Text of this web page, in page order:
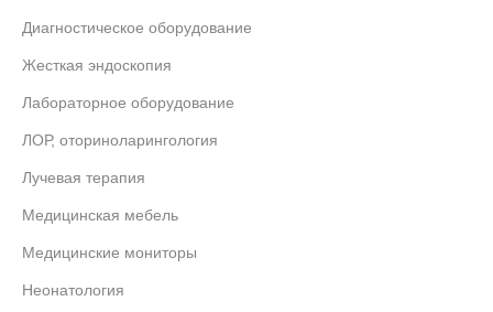
Диагностическое оборудование
Жесткая эндоскопия
Лабораторное оборудование
ЛОР, оториноларингология
Лучевая терапия
Медицинская мебель
Медицинские мониторы
Неонатология